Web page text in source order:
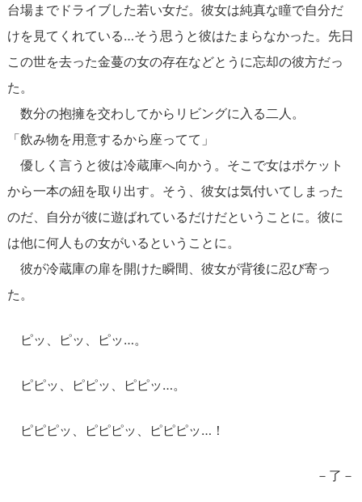
台場までドライブした若い女だ。彼女は純真な瞳で自分だ
けを見てくれている…そう思うと彼はたまらなかった。先日
この世を去った金蔓の女の存在などとうに忘却の彼方だっ
た。
数分の抱擁を交わしてからリビングに入る二人。
「飲み物を用意するから座ってて」
優しく言うと彼は冷蔵庫へ向かう。そこで女はポケット
から一本の紐を取り出す。そう、彼女は気付いてしまった
のだ、自分が彼に遊ばれているだけだということに。彼に
は他に何人もの女がいるということに。
彼が冷蔵庫の扉を開けた瞬間、彼女が背後に忍び寄っ
た。
ピッ、ピッ、ピッ…。
ピピッ、ピピッ、ピピッ…。
ピピピッ、ピピピッ、ピピピッ…！
－了－